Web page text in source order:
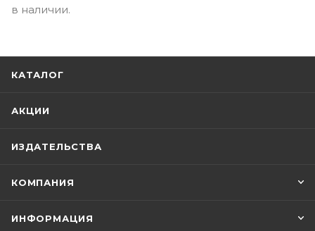
в наличии.
КАТАЛОГ
АКЦИИ
ИЗДАТЕЛЬСТВА
КОМПАНИЯ
ИНФОРМАЦИЯ